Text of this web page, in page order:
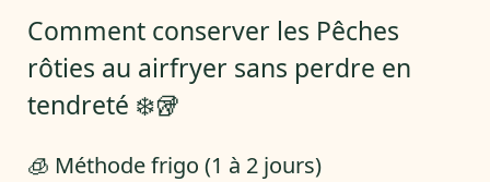
Comment conserver les Pêches
rôties au airfryer sans perdre en
tendreté ❄️🥡
🧊 Méthode frigo (1 à 2 jours)